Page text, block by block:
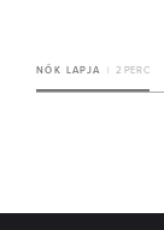
NŐK LAPJA 2 PERC